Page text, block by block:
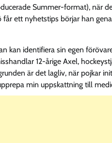
Summer-format), när
ett nyhetstips börjar han
kan identifiera sin egen
12-årige Axel,
är det lagliv, när pojkar
min uppskattning till